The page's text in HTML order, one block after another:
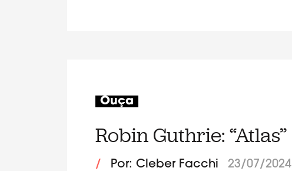
Ouça
Robin Guthrie: “Atlas”
/ Por: Cleber Facchi 23/07/2024